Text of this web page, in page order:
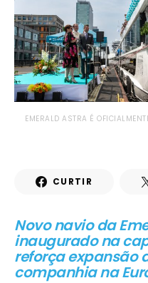
EMERALD ASTRA É
CURTIR
Novo navio da
inaugurado na
reforça expansão
companhia na